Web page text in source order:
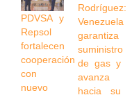
PDVSA y
Repsol
fortalecen
cooperación
con
nuevo
Rodríguez:
Venezuela
garantiza
suministro
de gas y
avanza
hacia su